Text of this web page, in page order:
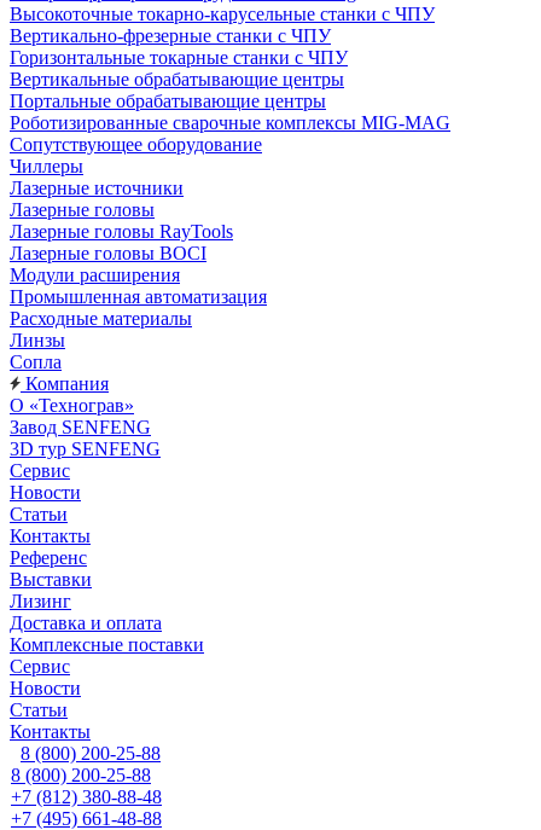
Высокоточные токарно-карусельные станки с ЧПУ
Вертикально-фрезерные станки с ЧПУ
Горизонтальные токарные станки с ЧПУ
Вертикальные обрабатывающие центры
Портальные обрабатывающие центры
Роботизированные сварочные комплексы MIG-MAG
Сопутствующее оборудование
Чиллеры
Лазерные источники
Лазерные головы
Лазерные головы RayTools
Лазерные головы BOCI
Модули расширения
Промышленная автоматизация
Расходные материалы
Линзы
Сопла
Компания
О «Технограв»
Завод SENFENG
3D тур SENFENG
Сервис
Новости
Статьи
Контакты
Референс
Выставки
Лизинг
Доставка и оплата
Комплексные поставки
Сервис
Новости
Статьи
Контакты
8 (800) 200-25-88
8 (800) 200-25-88
+7 (812) 380-88-48
+7 (495) 661-48-88